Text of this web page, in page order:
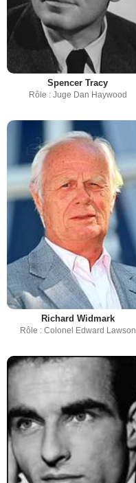
Spencer Tracy
Rôle : Juge Dan Haywood
Richard Widmark
Rôle : Colonel Edward Lawson